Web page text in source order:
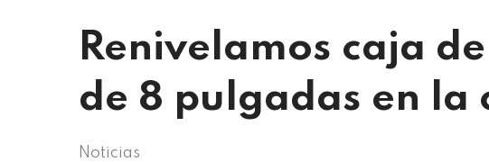
Renivelamos caja
de 8 pulgadas en la
Noticias